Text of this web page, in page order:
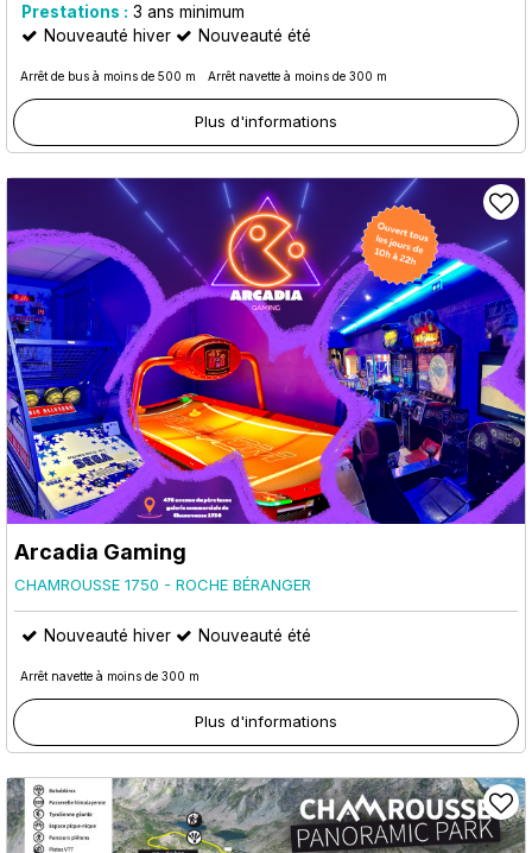
Prestations : 3 ans minimum
Nouveauté hiver
Nouveauté été
Arrêt de bus à moins de 500 m Arrêt navette à moins de 300 m
Plus d'informations
Arcadia Gaming
CHAMROUSSE 1750 - ROCHE BÉRANGER
Nouveauté hiver Nouveauté été
Arrêt navette à moins de 300 m
Plus d'informations